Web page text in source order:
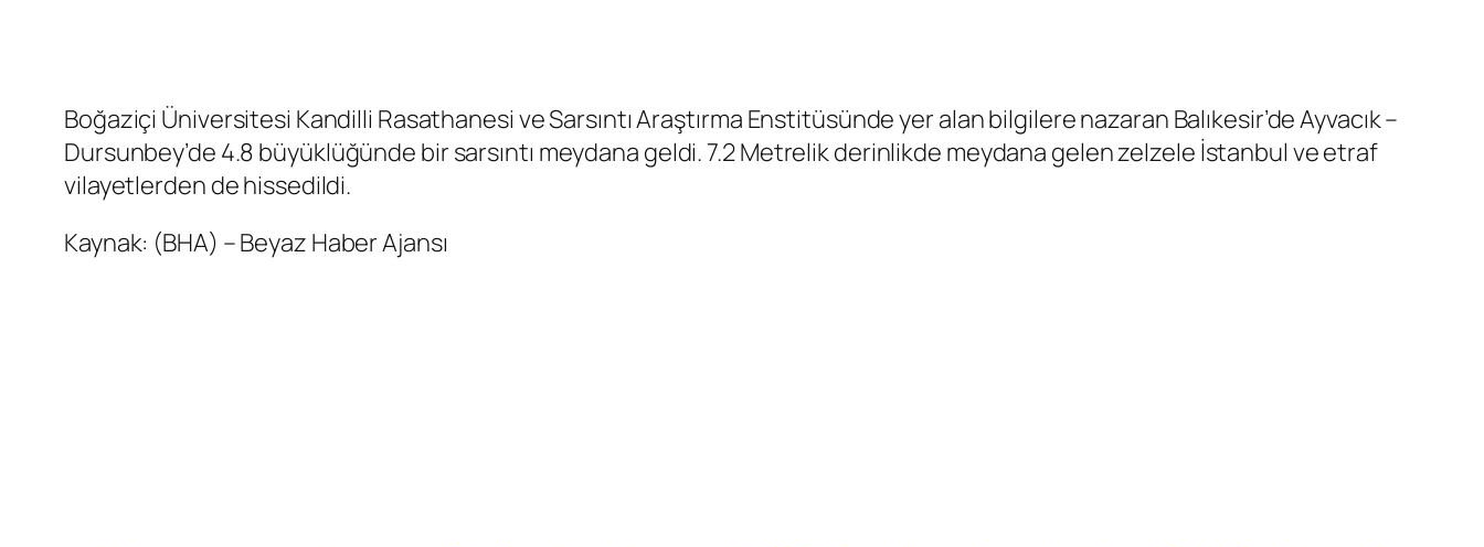
Boğaziçi Üniversitesi Kandilli Rasathanesi ve Sarsıntı Araştırma Enstitüsünde yer alan bilgilere nazaran Balıkesir’de Ayvacık –
Dursunbey’de 4.8 büyüklüğünde bir sarsıntı meydana geldi. 7.2 Metrelik derinlikde meydana gelen zelzele İstanbul ve etraf
vilayetlerden de hissedildi.
Kaynak: (BHA) – Beyaz Haber Ajansı